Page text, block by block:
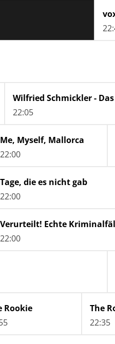
22:05
Me, Myself, Mallorca
22:00
Tage, die es nicht gab
22:00
22:00
Rookie
The
22:35